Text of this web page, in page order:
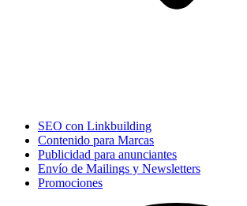
SEO con Linkbuilding
Contenido para Marcas
Publicidad para anunciantes
Envío de Mailings y Newsletters
Promociones